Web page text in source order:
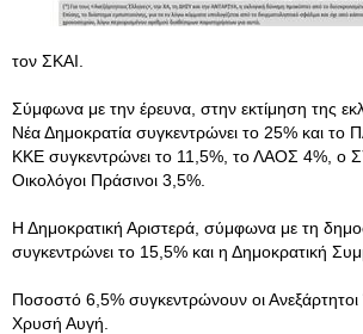
τον ΣΚΑΙ.
Σύμφωνα με την έρευνα, στην εκτίμηση της
Νέα Δημοκρατία συγκεντρώνει το 25% και
ΚΚΕ συγκεντρώνει το 11,5%, το ΛΑΟΣ 4%, ο
Οικολόγοι Πράσινοι 3,5%.
Η Δημοκρατική Αριστερά, σύμφωνα με τη
συγκεντρώνει το 15,5% και η Δημοκρατική
Ποσοστό 6,5% συγκεντρώνουν οι
Χρυσή Αυγή.